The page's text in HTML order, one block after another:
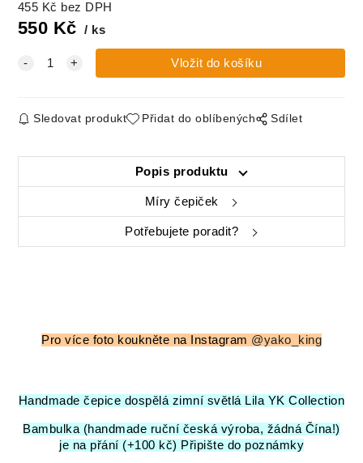
455 Kč bez DPH
550 Kč ks
Sledovat produkt Přidat do oblíbených Sdílet
Popis produktu
Míry čepiček
Potřebujete poradit?
Pro více foto koukněte na Instagram @yako_king
Handmade čepice dospělá zimní světlá Lila YK Collection
Bambulka (handmade ruční česká výroba, žádná Čína!)
je na přání (+100 kč) Připište do poznámky